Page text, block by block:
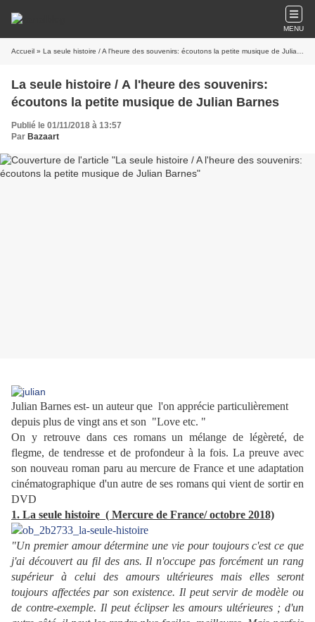
MENU
Accueil » La seule histoire / A l'heure des souvenirs: écoutons la petite musique de Julian Barnes
La seule histoire / A l'heure des souvenirs:
écoutons la petite musique de Julian Barnes
Publié le 01/11/2018 à 13:57
Par Bazaart
Julian Barnes est- un auteur que l'on apprécie particulièrement
depuis plus de vingt ans et son "Love etc. "
On y retrouve dans ces romans un mélange de légèreté, de
flegme, de tendresse et de profondeur à la fois. La preuve avec
son nouveau roman paru au mercure de France et une adaptation
cinématographique d'un autre de ses romans qui vient de sortir en
DVD
1. La seule histoire ( Mercure de France/ octobre 2018)
"Un premier amour détermine une vie pour toujours c'est ce que
j'ai découvert au fil des ans. Il n'occupe pas forcément un rang
supérieur à celui des amours ultérieures mais elles seront
toujours affectées par son existence. Il peut servir de modèle ou
de contre-exemple. Il peut éclipser les amours ultérieures ; d'un